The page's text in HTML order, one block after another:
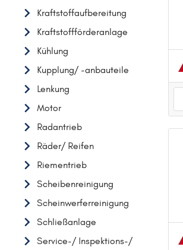
Kraftstoffaufbereitung
Kraftstoffförderanlage
Kühlung
Kupplung/ -anbauteile
Lenkung
Motor
Radantrieb
Räder/ Reifen
Riementrieb
Scheibenreinigung
Scheinwerferreinigung
Schließanlage
Service-/ Inspektions-/